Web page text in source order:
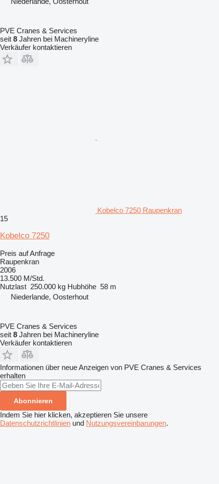
PVE Cranes & Services
seit 8 Jahren bei Machineryline
Verkäufer kontaktieren
Kobelco 7250 Raupenkran
15
Kobelco 7250
Preis auf Anfrage
Raupenkran
2006
13.500 M/Std.
Nutzlast 250.000 kg Hubhöhe 58 m
Niederlande, Oosterhout
PVE Cranes & Services
seit 8 Jahren bei Machineryline
Verkäufer kontaktieren
Informationen über neue Anzeigen von PVE Cranes & Services
erhalten
Abonnieren
Indem Sie hier klicken, akzeptieren Sie unsere
Datenschutzrichtlinien und Nutzungsvereinbarungen.